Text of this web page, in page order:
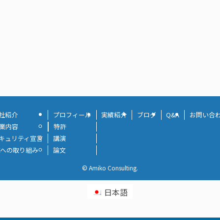
紹介
内容
ュリティ宣言
の取り組み
プロフィール
特許
講演
論文
実績紹介 ブログ Q&A お問い合
© Amiko Consulting.
日本語